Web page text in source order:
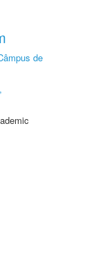
de